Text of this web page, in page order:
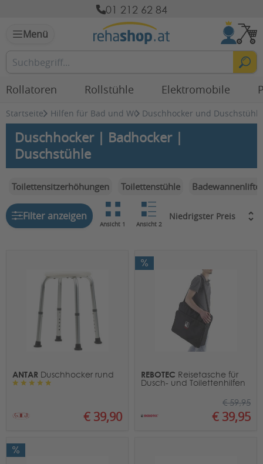
01 212 62 84
Menü
Rollatoren Rollstühle Elektromobile
Startseite Hilfen für Bad und WC Duschhocker und Duschstühle
Duschhocker | Badhocker |
Duschstühle
Toilettensitzerhöhungen Toilettenstühle Badewannenlifter
Filter anzeigen
Ansicht 1 Ansicht 2
ANTAR Duschhocker rund
€ 39,90
REBOTEC Reisetasche für
Dusch- und Toilettenhilfen
€ 39,95
€ 59,95